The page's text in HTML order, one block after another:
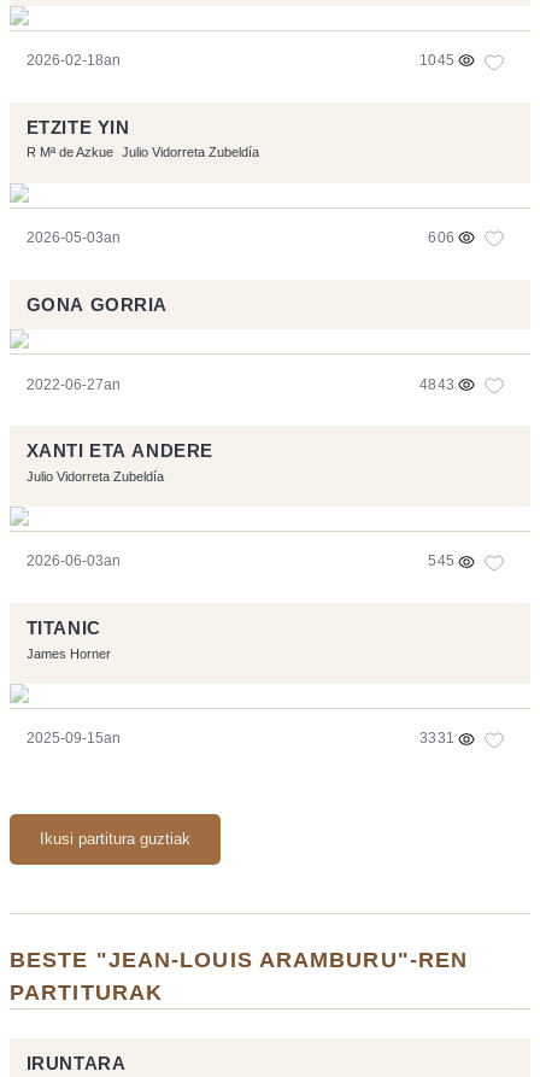
2026-02-18an 1045
ETZITE YIN
R Mª de Azkue Julio Vidorreta Zubeldía
2026-05-03an 606
GONA GORRIA
2022-06-27an 4843
XANTI ETA ANDERE
Julio Vidorreta Zubeldía
2026-06-03an 545
TITANIC
James Horner
2025-09-15an 3331
Ikusi partitura guztiak
BESTE "JEAN-LOUIS ARAMBURU"-REN
PARTITURAK
IRUNTARA